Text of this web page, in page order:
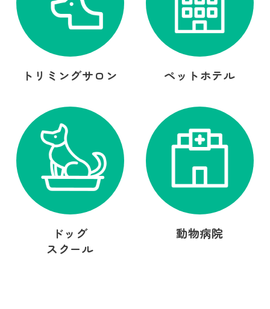
トリミングサロン ペットホテル
ドッグ
スクール
動物病院